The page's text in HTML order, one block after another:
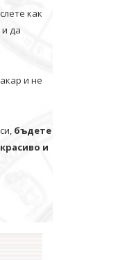
как
да
и не
бъдете
и